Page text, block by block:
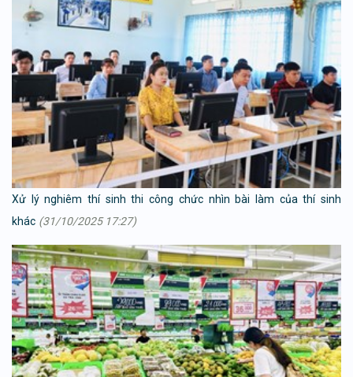
Xử lý nghiêm thí sinh thi công chức nhìn bài làm của thí sinh
khác (31/10/2025 17:27)